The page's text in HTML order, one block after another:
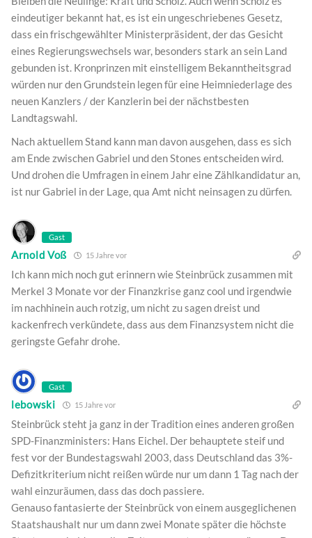
eindeutiger bekannt hat, es ist ein ungeschriebenes Gesetz,
dass ein frischgewählter Ministerpräsident, der das Gesicht
eines Regierungswechsels war, besonders stark an sein Land
gebunden ist. Kronprinzen mit einstelligem Bekanntheitsgrad
würden nur den Grundstein legen für eine Heimniederlage des
neuen Kanzlers / der Kanzlerin bei der nächstbesten
Landtagswahl.
Nach aktuellem Stand kann man davon ausgehen, dass es sich
am Ende zwischen Gabriel und den Stones entscheiden wird.
Und drohen die Umfragen in einem Jahr eine Zählkandidatur an,
ist nur Gabriel in der Lage, qua Amt nicht neinsagen zu dürfen.
Gast
Arnold Voß 15 Jahre vor
Ich kann mich noch gut erinnern wie Steinbrück zusammen mit
Merkel 3 Monate vor der Finanzkrise ganz cool und irgendwie
im nachhinein auch rotzig, um nicht zu sagen dreist und
kackenfrech verkündete, dass aus dem Finanzsystem nicht die
geringste Gefahr drohe.
Gast
lebowski 15 Jahre vor
Steinbrück steht ja ganz in der Tradition eines anderen großen
SPD-Finanzministers: Hans Eichel. Der behauptete steif und
fest vor der Bundestagswahl 2003, dass Deutschland das 3%-
Defizitkriterium nicht reißen würde nur um dann 1 Tag nach der
wahl einzuräumen, dass das doch passiere.
Genauso fantasierte der Steinbrück von einem ausgeglichenen
Staatshaushalt nur um dann zwei Monate später die höchste